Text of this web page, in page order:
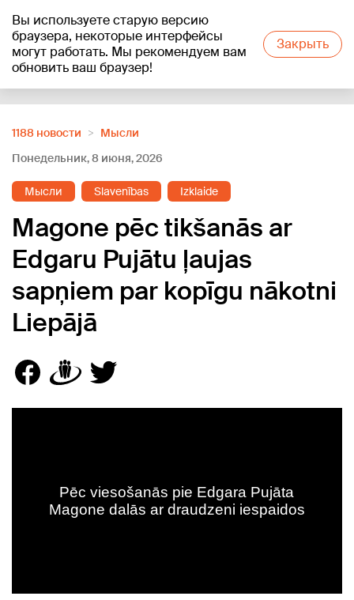
Вы используете старую версию
браузера, некоторые интерфейсы
могут работать. Мы рекомендуем вам
обновить ваш браузер!
Закрыть
+18°C
1188 новости
Мысли
Понедельник, 8 июня, 2026
Мысли Slavenības Izklaide
Magone pēc tikšanās ar
Edgaru Pujātu ļaujas
sapņiem par kopīgu nākotni
Liepājā